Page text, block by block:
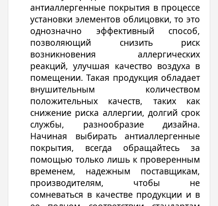
антиаллергенные покрытия в процессе
установки элементов облицовки, то это
однозначно эффективный способ,
позволяющий снизить риск
возникновения аллергических
реакций, улучшая качество воздуха в
помещении. Такая продукция обладает
внушительным количеством
положительных качеств, таких как
снижение риска аллергии, долгий срок
службы, разнообразие дизайна.
Начиная выбирать антиаллергенные
покрытия, всегда обращайтесь за
помощью только лишь к проверенным
временем, надежным поставщикам,
производителям, чтобы не
сомневаться в качестве продукции и в